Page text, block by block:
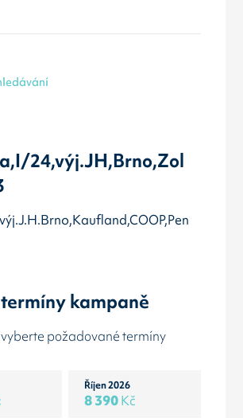
24,výj.JH,Brno,Zol
kampaně
požadované termíny
Říjen 2026
8 390Kč